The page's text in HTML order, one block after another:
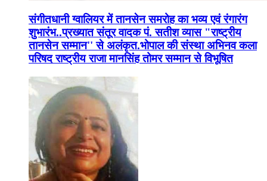
संगीतधानी ग्वालियर में तानसेन समरोह का भव्य एवं रंगारंग
शुभारंभ..प्रख्यात संतूर वादक पं. सतीश व्यास "राष्ट्रीय
तानसेन सम्मान'' से अलंकृत.भोपाल की संस्था अभिनव कला
परिषद राष्ट्रीय राजा मानसिंह तोमर सम्मान से विभूषित